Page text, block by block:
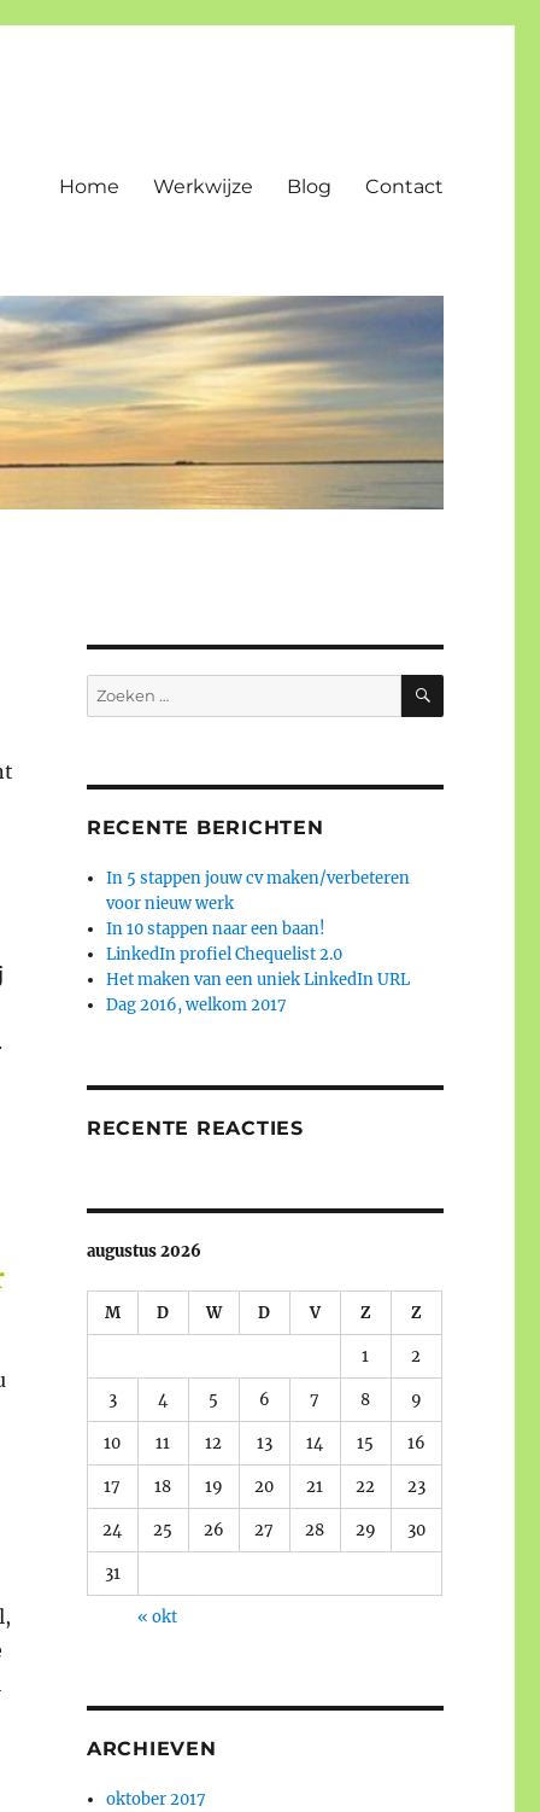
Home Werkwijze Blog Contact
Zoeken
naar:
ZOEKEN
RECENTE BERICHTEN
In 5 stappen jouw cv maken/verbeteren
voor nieuw werk
In 10 stappen naar een baan!
LinkedIn profiel Chequelist 2.0
Het maken van een uniek LinkedIn URL
Dag 2016, welkom 2017
RECENTE REACTIES
augustus 2026
M D W D V Z Z
1 2
3 4 5 6 7 8 9
10 11 12 13 14 15 16
17 18 19 20 21 22 23
24 25 26 27 28 29 30
31
« okt
ARCHIEVEN
oktober 2017